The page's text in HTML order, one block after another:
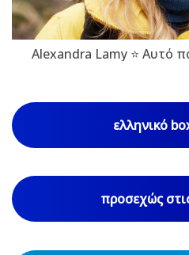
Alexandra Lamy ⭐ Αυτό
ελληνικό
προσεχώς